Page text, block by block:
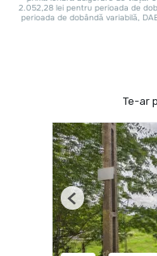
Te-ar
Previous